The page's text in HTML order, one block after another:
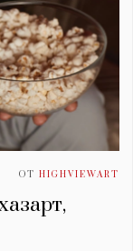
ОТ HIGHVIEWART